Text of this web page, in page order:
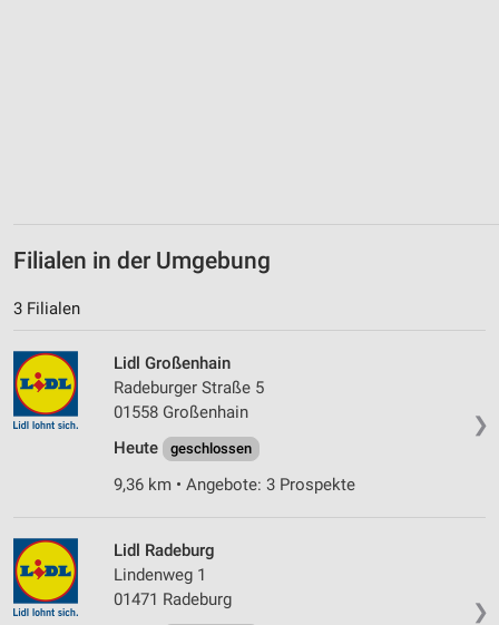
Filialen in der Umgebung
3 Filialen
❯
Lidl Großenhain
Radeburger Straße 5
01558 Großenhain
Heute
geschlossen
9,36 km • Angebote: 3 Prospekte
❯
Lidl Radeburg
Lindenweg 1
01471 Radeburg